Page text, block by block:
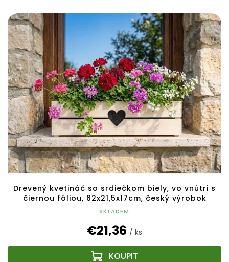
Drevený kvetináč so srdiečkom biely, vo vnútri s
čiernou fóliou, 62x21,5x17cm, český výrobok
SKLADEM
€21,36 / ks